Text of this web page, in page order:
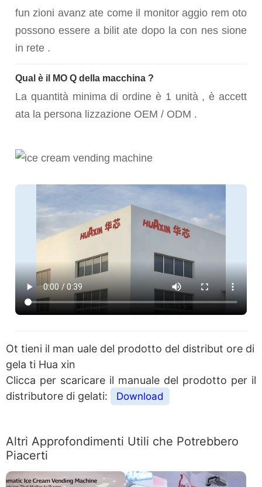
fun zioni avanz ate come il monitor aggio rem oto
possono essere a bilit ate dopo la con nes sione
in rete .
Qual è il MO Q della macchina ?
La quantità minima di ordine è 1 unità , è accett
ata la persona lizzazione OEM / ODM .
Ot tieni il man uale del prodotto del distribut ore di
gela ti Hua xin
Clicca per scaricare il manuale del prodotto per il
distributore di gelati:
Download
Altri Approfondimenti Utili che Potrebbero
Piacerti